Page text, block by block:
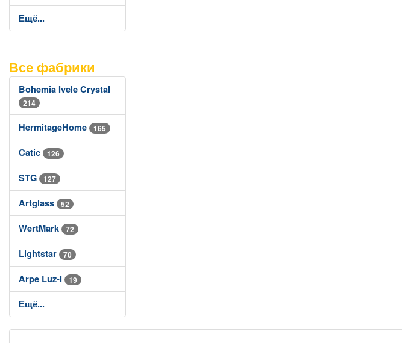
Ещё...
Все фабрики
Bohemia Ivele Crystal
214
HermitageHome 165
Catic 126
STG 127
Artglass 52
WertMark 72
Lightstar 70
Arpe Luz-I 19
Ещё...